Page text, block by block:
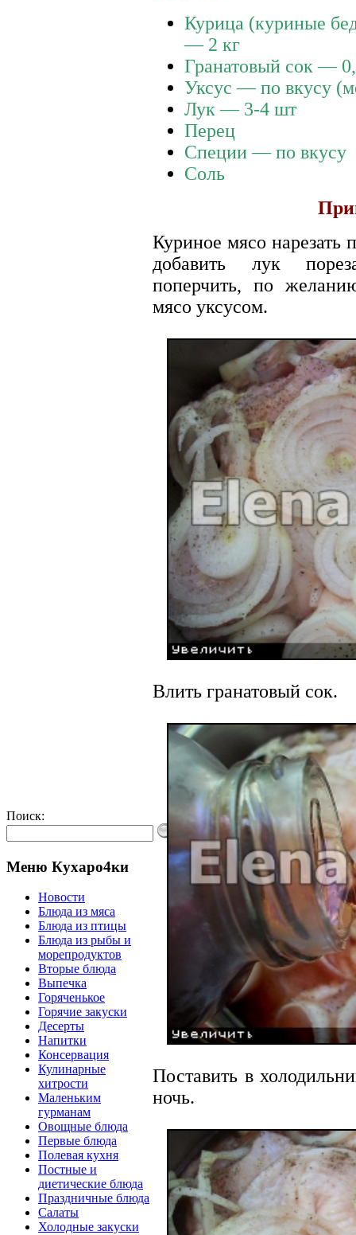
Поиск:
Меню Кухаро4ки
Новости
Блюда из мяса
Блюда из птицы
Блюда из рыбы и
морепродуктов
Вторые блюда
Выпечка
Горяченькое
Горячие закуски
Десерты
Напитки
Консервация
Кулинарные
хитрости
Маленьким
гурманам
Овощные блюда
Первые блюда
Полевая кухня
Постные и
диетические блюда
Праздничные блюда
Салаты
Холодные закуски
Курица (куриные
— 2 кг
Гранатовый сок —
Уксус — по вкусу
Лук — 3-4 шт
Перец
Специи — по вкусу
Соль
Куриное мясо
добавить лук
поперчить, по
мясо уксусом.
Влить гранатовый сок.
Поставить в
ночь.